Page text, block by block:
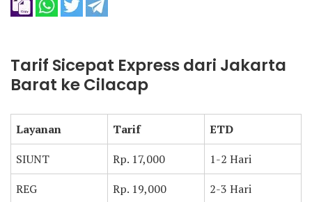
Tarif Sicepat Express dari Jakarta
Barat ke Cilacap
Layanan Tarif
ETD
SIUNT
Rp. 17,000
1-2 Hari
REG
Rp. 19,000 2-3 Hari